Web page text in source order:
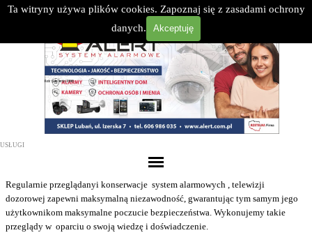
Ta witryny używa plików cookies. Zapoznaj się z zasadami ochrony
danych.
Akceptuję
Przejdź do treści
Select Language ▼
USŁUGI
Regularnie przeglądanyi konserwacje system alarmowych , telewizji
dozorowej zapewni maksymalną niezawodność, gwarantując tym samym jego
użytkownikom maksymalne poczucie bezpieczeństwa. Wykonujemy takie
przeglądy w oparciu o swoją wiedzę i doświadczenie.